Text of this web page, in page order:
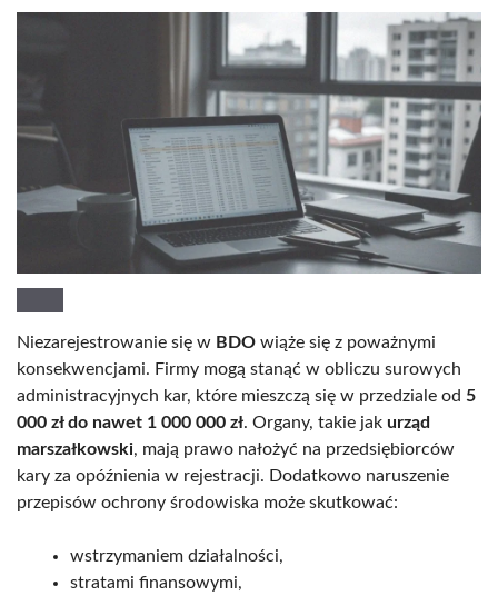
Niezarejestrowanie się w BDO wiąże się z poważnymi
konsekwencjami. Firmy mogą stanąć w obliczu surowych
administracyjnych kar, które mieszczą się w przedziale od 5
000 zł do nawet 1 000 000 zł. Organy, takie jak urząd
marszałkowski, mają prawo nałożyć na przedsiębiorców
kary za opóźnienia w rejestracji. Dodatkowo naruszenie
przepisów ochrony środowiska może skutkować:
wstrzymaniem działalności,
stratami finansowymi,